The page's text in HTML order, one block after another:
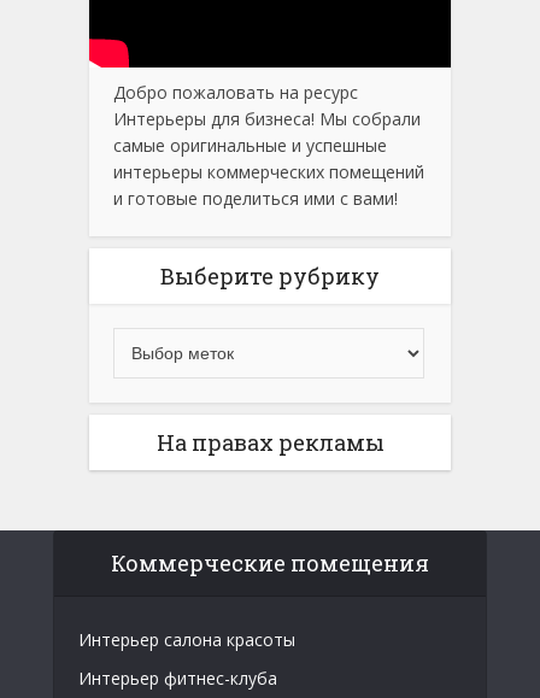
Добро пожаловать на ресурс
Интерьеры для бизнеса! Мы собрали
самые оригинальные и успешные
интерьеры коммерческих помещений
и готовые поделиться ими с вами!
Выберите рубрику
На правах рекламы
Коммерческие помещения
Интерьер салона красоты
Интерьер фитнес-клуба